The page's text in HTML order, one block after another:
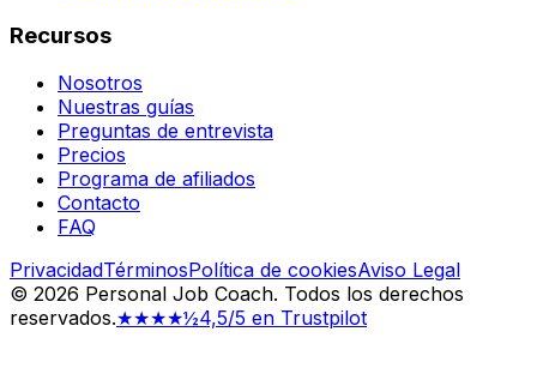
Recursos
Nosotros
Nuestras guías
Preguntas de entrevista
Precios
Programa de afiliados
Contacto
FAQ
PrivacidadTérminosPolítica de cookiesAviso Legal
© 2026 Personal Job Coach. Todos los derechos
reservados.★★★★½4,5/5 en Trustpilot